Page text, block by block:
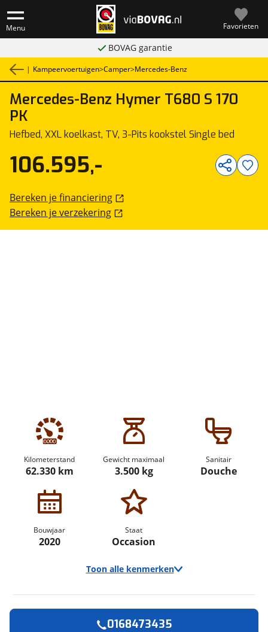
Menu Favorieten
BOVAG garantie
| Kampeervoertuigen>Camper>Mercedes-Benz
Mercedes-Benz Hymer T680 S 170
PK
Hefbed, XXL koelkast, TV, 3-Pits kookstel Single bed
1 /58
Kilometerstand
62.330 km
Gewicht maximaal
3.500 kg
Sanitair
Douche
Bouwjaar
2020
Staat
Occasion
Toon alle kenmerken
106.595,-
Bereken je financiering
Bereken je verzekering
0168473435